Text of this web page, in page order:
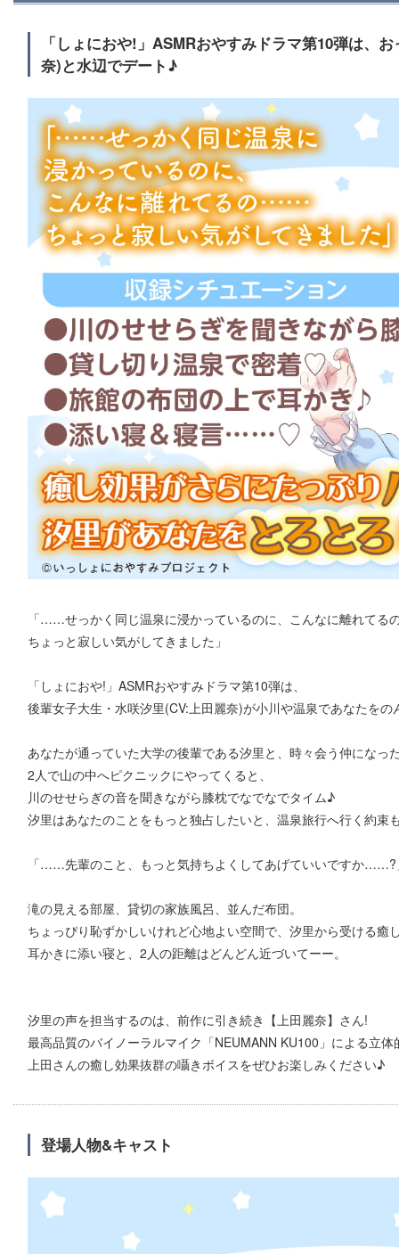
「しょにおや!」ASMRおやすみドラマ第10弾は、
奈)と水辺でデート♪
「……せっかく同じ温泉に浸かっているのに、こんなに離れて
ちょっと寂しい気がしてきました」
「しょにおや!」ASMRおやすみドラマ第10弾は、
後輩女子大生・水咲汐里(CV:上田麗奈)が小川や温泉であなたをの
あなたが通っていた大学の後輩である汐里と、時々会う仲になっ
2人で山の中へピクニックにやってくると、
川のせせらぎの音を聞きながら膝枕でなでなでタイム♪
汐里はあなたのことをもっと独占したいと、温泉旅行へ行く約束
「……先輩のこと、もっと気持ちよくしてあげていいですか……?
滝の見える部屋、貸切の家族風呂、並んだ布団。
ちょっぴり恥ずかしいけれど心地よい空間で、汐里から受ける癒
耳かきに添い寝と、2人の距離はどんどん近づいてーー。
汐里の声を担当するのは、前作に引き続き【上田麗奈】さん!
最高品質のバイノーラルマイク「NEUMANN KU100」による立体
上田さんの癒し効果抜群の囁きボイスをぜひお楽しみください♪
登場人物&キャスト